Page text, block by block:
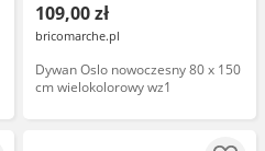
109,00 zł
bricomarche.pl
Dywan Oslo nowoczesny 80 x 150
cm wielokolorowy wz1